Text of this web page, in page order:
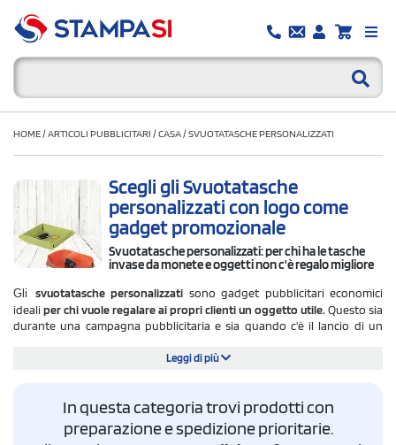
HOME/ARTICOLI PUBBLICITARI /CASA/SVUOTATASCHE PERSONALIZZATI
Scegli gli Svuotatasche
personalizzati con logo come
gadget promozionale
Svuotatasche personalizzati: per chi ha le tasche
invase da monete e oggetti non c'è regalo migliore
Gli svuotatasche personalizzati sono gadget pubblicitari economici
idealiper chi vuole regalare ai propri clientiun oggetto utile. Questo sia
durante una campagna pubblicitaria e sia quando c'è il lancio di un
sarà utile avere sulla scrivania uno svuotatache e perché no anche un
svuotatasche da personalizzarecon logo aziendale al miglior prezzo.
Leggi di più
In questa categoria trovi prodotti con
preparazione e spedizione prioritarie.